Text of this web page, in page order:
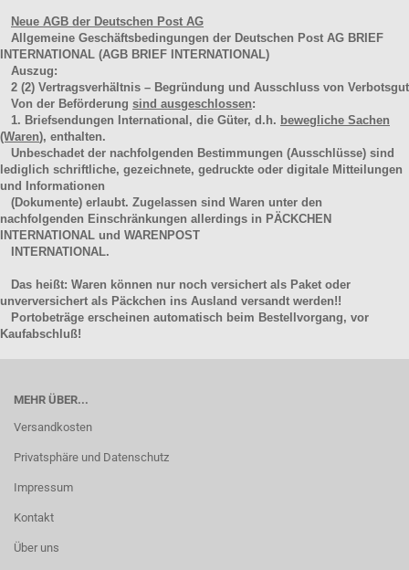
Neue AGB der Deutschen Post AG
Allgemeine Geschäftsbedingungen der Deutschen Post AG BRIEF
INTERNATIONAL (AGB BRIEF INTERNATIONAL)
Auszug:
2 (2) Vertragsverhältnis – Begründung und Ausschluss von Verbotsgut
Von der Beförderung sind ausgeschlossen:
1. Briefsendungen International, die Güter, d.h. bewegliche Sachen
(Waren), enthalten.
Unbeschadet der nachfolgenden Bestimmungen (Ausschlüsse) sind
lediglich schriftliche, gezeichnete, gedruckte oder digitale Mitteilungen
und Informationen
(Dokumente) erlaubt. Zugelassen sind Waren unter den
nachfolgenden Einschränkungen allerdings in PÄCKCHEN
INTERNATIONAL und WARENPOST
INTERNATIONAL.
Das heißt: Waren können nur noch versichert als Paket oder
unverversichert als Päckchen ins Ausland versandt werden!!
Portobeträge erscheinen automatisch beim Bestellvorgang, vor
Kaufabschluß!
MEHR ÜBER...
Versandkosten
Privatsphäre und Datenschutz
Impressum
Kontakt
Über uns